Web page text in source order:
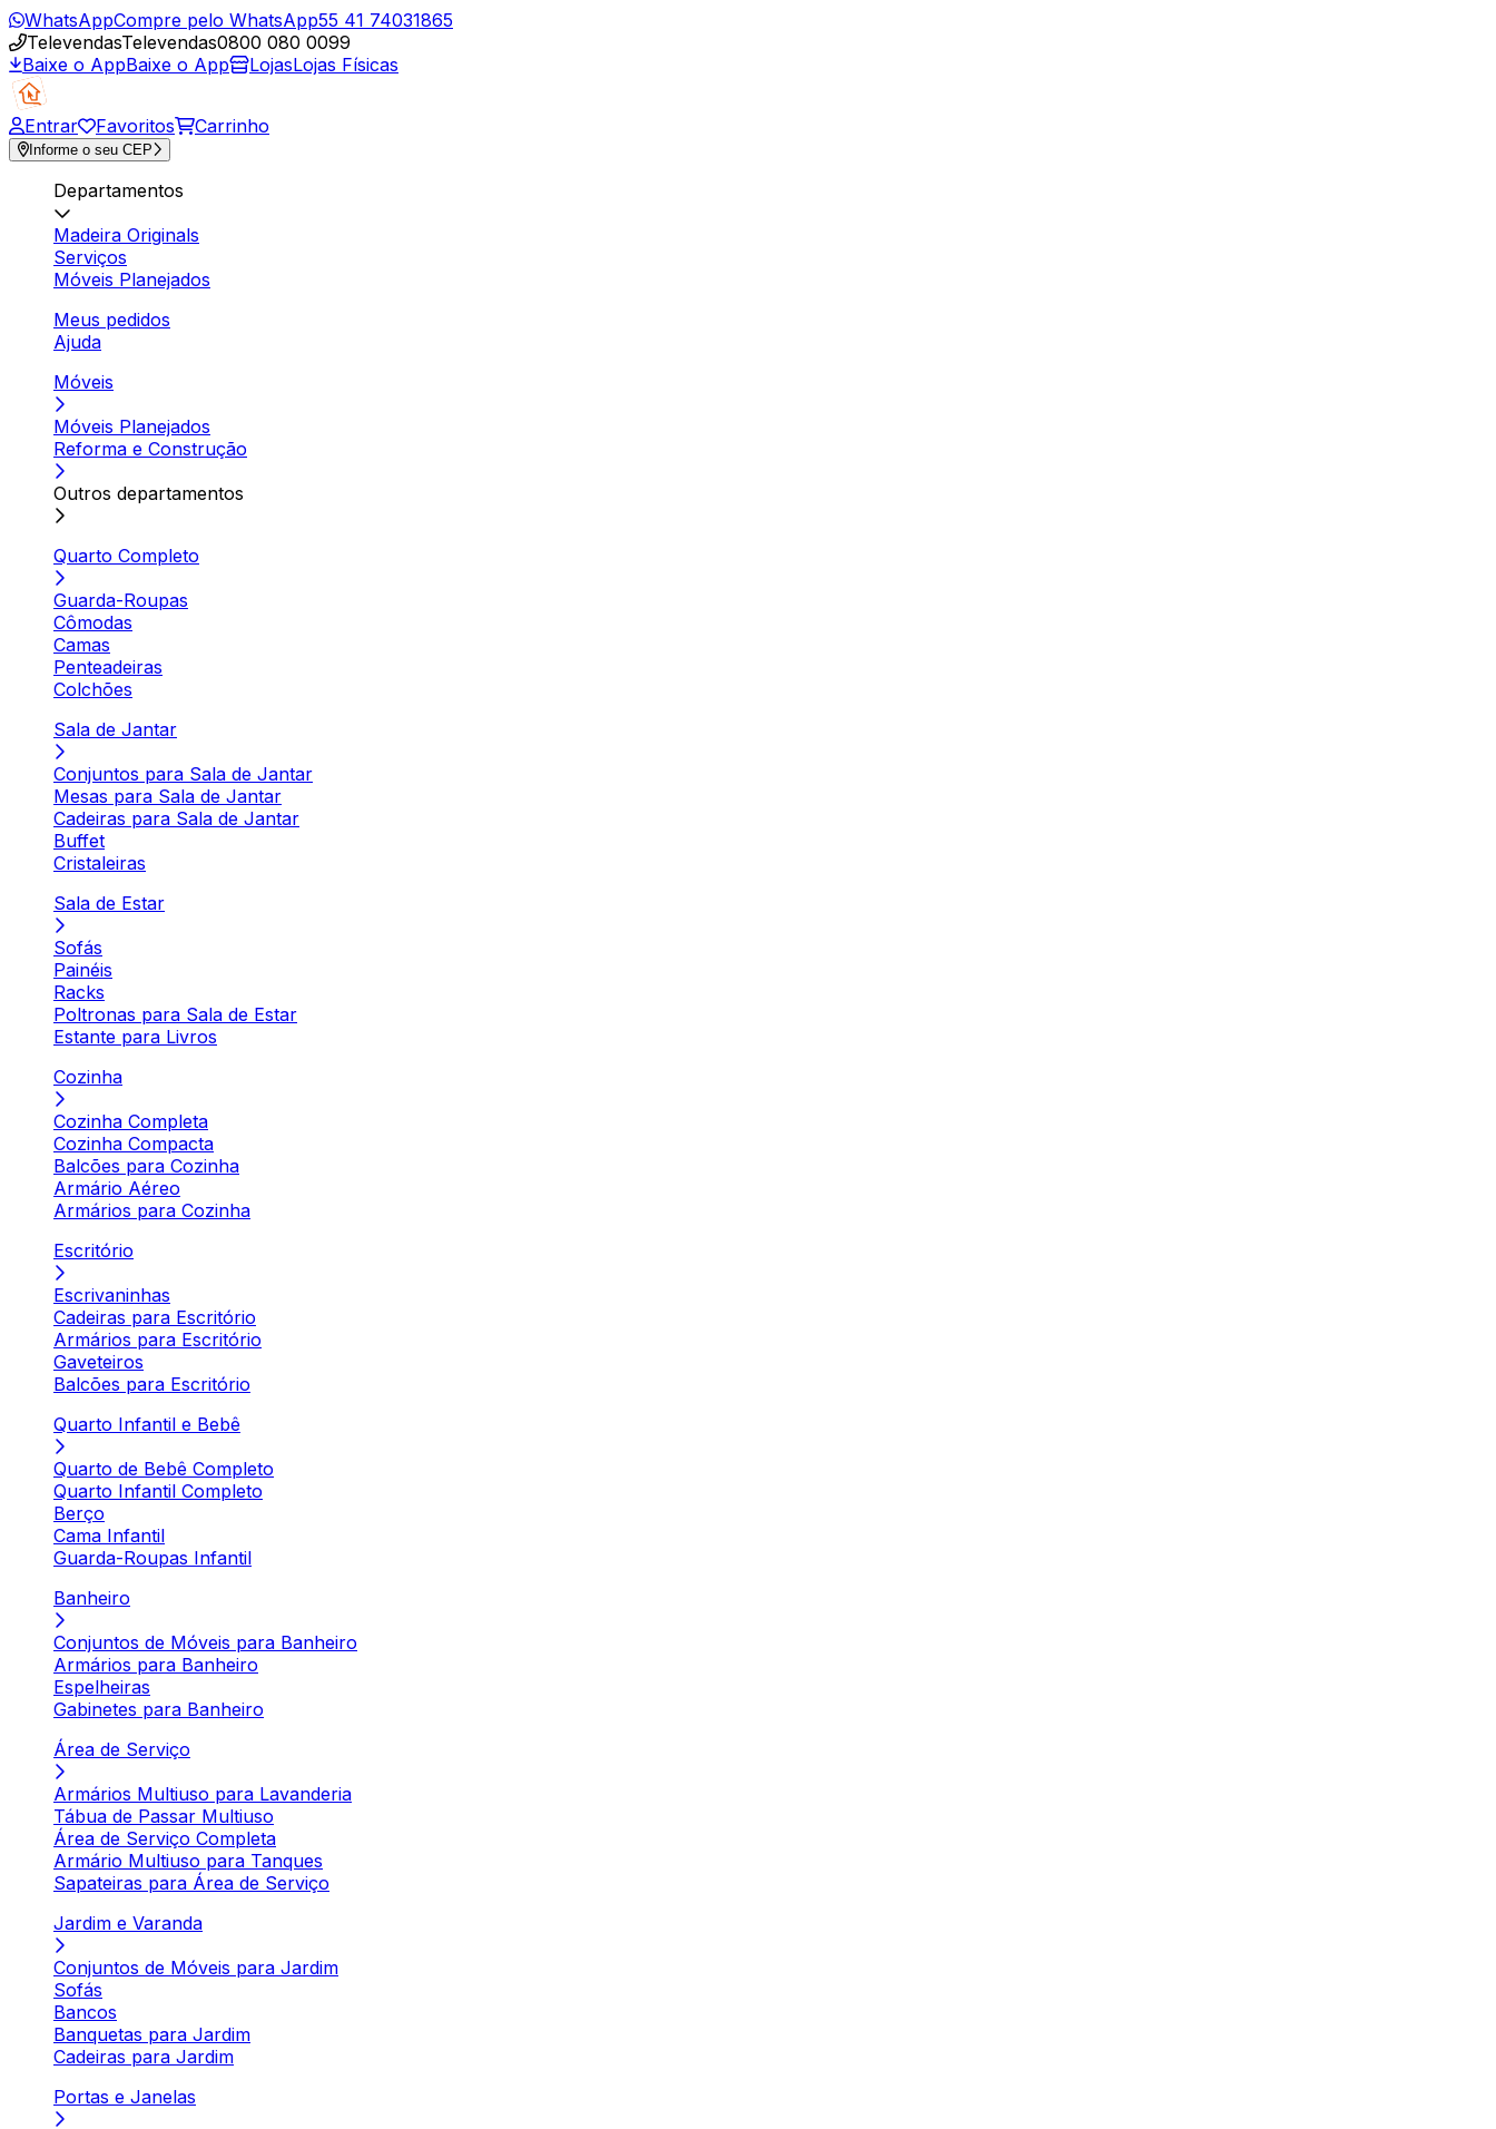
WhatsAppCompre pelo WhatsApp55 41 74031865
TelevendasTelevendas0800 080 0099
Baixe o AppBaixe o App LojasLojas Físicas
Entrar Favoritos Carrinho
Informe o seu CEP
Departamentos
Madeira Originals
Serviços
Móveis Planejados
Meus pedidos
Ajuda
Móveis
Móveis Planejados
Reforma e Construção
Outros departamentos
Quarto Completo
Guarda-Roupas
Cômodas
Camas
Penteadeiras
Colchões
Sala de Jantar
Conjuntos para Sala de Jantar
Mesas para Sala de Jantar
Cadeiras para Sala de Jantar
Buffet
Cristaleiras
Sala de Estar
Sofás
Painéis
Racks
Poltronas para Sala de Estar
Estante para Livros
Cozinha
Cozinha Completa
Cozinha Compacta
Balcões para Cozinha
Armário Aéreo
Armários para Cozinha
Escritório
Escrivaninhas
Cadeiras para Escritório
Armários para Escritório
Gaveteiros
Balcões para Escritório
Quarto Infantil e Bebê
Quarto de Bebê Completo
Quarto Infantil Completo
Berço
Cama Infantil
Guarda-Roupas Infantil
Banheiro
Conjuntos de Móveis para Banheiro
Armários para Banheiro
Espelheiras
Gabinetes para Banheiro
Área de Serviço
Armários Multiuso para Lavanderia
Tábua de Passar Multiuso
Área de Serviço Completa
Armário Multiuso para Tanques
Sapateiras para Área de Serviço
Jardim e Varanda
Conjuntos de Móveis para Jardim
Sofás
Bancos
Banquetas para Jardim
Cadeiras para Jardim
Portas e Janelas